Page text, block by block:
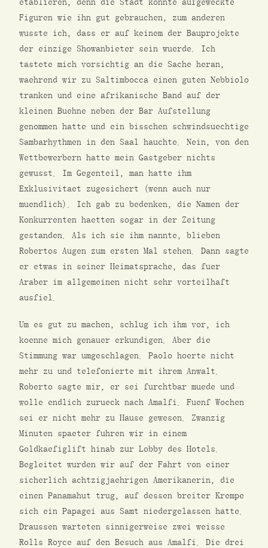
Figuren wie ihn gut gebrauchen, zum anderen
wusste ich, dass er auf keinem der Bauprojekte
der einzige Showanbieter sein wuerde. Ich
tastete mich vorsichtig an die Sache heran,
waehrend wir zu Saltimbocca einen guten Nebbiolo
tranken und eine afrikanische Band auf der
kleinen Buehne neben der Bar Aufstellung
genommen hatte und ein bisschen schwindsuechtige
Sambarhythmen in den Saal hauchte. Nein, von den
Wettbewerbern hatte mein Gastgeber nichts
gewusst. Im Gegenteil, man hatte ihm
Exklusivitaet zugesichert (wenn auch nur
muendlich). Ich gab zu bedenken, die Namen der
Konkurrenten haetten sogar in der Zeitung
gestanden. Als ich sie ihm nannte, blieben
Robertos Augen zum ersten Mal stehen. Dann sagte
er etwas in seiner Heimatsprache, das fuer
Araber im allgemeinen nicht sehr vorteilhaft
ausfiel.
Um es gut zu machen, schlug ich ihm vor, ich
koenne mich genauer erkundigen. Aber die
Stimmung war umgeschlagen. Paolo hoerte nicht
mehr zu und telefonierte mit ihrem Anwalt.
Roberto sagte mir, er sei furchtbar muede und
wolle endlich zurueck nach Amalfi. Fuenf Wochen
sei er nicht mehr zu Hause gewesen. Zwanzig
Minuten spaeter fuhren wir in einem
Goldkaefiglift hinab zur Lobby des Hotels.
Begleitet wurden wir auf der Fahrt von einer
sicherlich achtzigjaehrigen Amerikanerin, die
einen Panamahut trug, auf dessen breiter Krempe
sich ein Papagei aus Samt niedergelassen hatte.
Draussen warteten sinnigerweise zwei weisse
Rolls Royce auf den Besuch aus Amalfi. Die drei